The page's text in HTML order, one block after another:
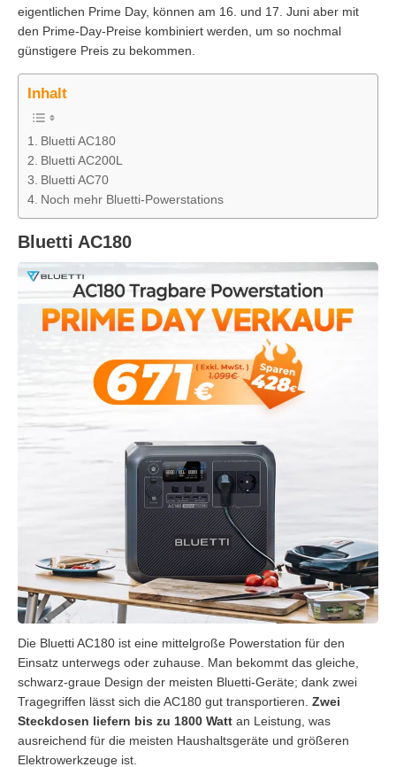
eigentlichen Prime Day, können am 16. und 17. Juni aber mit
den Prime-Day-Preise kombiniert werden, um so nochmal
günstigere Preis zu bekommen.
Inhalt
Bluetti AC180
Bluetti AC200L
Bluetti AC70
Noch mehr Bluetti-Powerstations
Bluetti AC180
Die Bluetti AC180 ist eine mittelgroße Powerstation für den
Einsatz unterwegs oder zuhause. Man bekommt das gleiche,
schwarz-graue Design der meisten Bluetti-Geräte; dank zwei
Tragegriffen lässt sich die AC180 gut transportieren. Zwei
Steckdosen liefern bis zu 1800 Watt an Leistung, was
ausreichend für die meisten Haushaltsgeräte und größeren
Elektrowerkzeuge ist.